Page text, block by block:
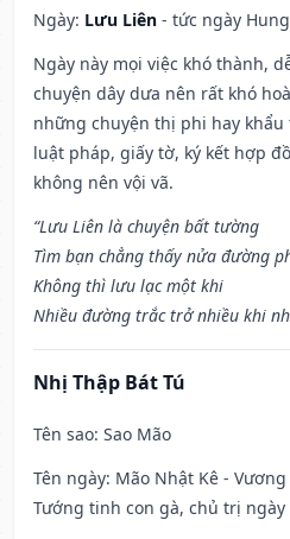
Ngày: Lưu Liên - tức ngày
Ngày này mọi việc khó thành,
chuyện dây dưa nên rất khó
những chuyện thị phi hay khẩu
luật pháp, giấy tờ, ký kết hợp
không nên vội vã.
“Lưu Liên là chuyện bất tường
Tìm bạn chẳng thấy nửa đường
Không thì lưu lạc một khi
Nhiều đường trắc trở nhiều khi
Nhị Thập Bát Tú
Tên sao: Sao Mão
Tên ngày: Mão Nhật Kê -
Tướng tinh con gà, chủ trị ngày